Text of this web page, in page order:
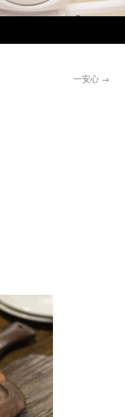
一安心 →
ました。